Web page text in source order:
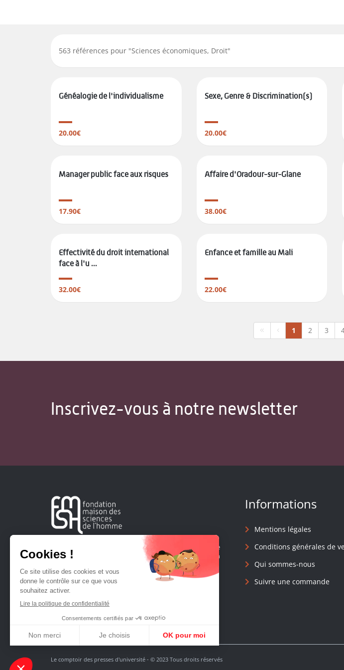
563 références pour "Sciences économiques, Droit"
Généalogie de l'individualisme
20.00€
Sexe, Genre & Discrimination(s)
20.00€
Manager public face aux risques
17.90€
Affaire d'Oradour-sur-Glane
38.00€
Effectivité du droit international
face à l'u ...
32.00€
Enfance et famille au Mali
22.00€
1 2 3
Inscrivez-vous à notre newsletter
Créée en 1963, la Fondation Maison Sciences de l'Homme
soutient la recherche et la diffusion des connaissances en
Informations
Mentions légales
Conditions générales de
Qui sommes-nous
Suivre une commande
Le comptoir des presses d'université - © 2023 Tous droits réservés